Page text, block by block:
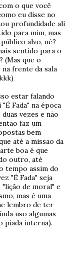
o que você
eu disse no
profundidade ali
para mim, mas
alvo, né?
sentido para o
(Mas que o
frente da sala
estar falando
Fada" na época
vezes e não
faz um
bem
até a missão da
boa é que
outro, até
tempo assim do
"É Fada" seja
"lição de moral" e
mas é uma
lembro de ter
uso algumas
piada interna).